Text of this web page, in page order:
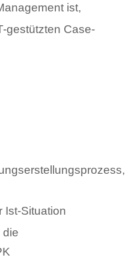
ist,
gestützten Case-
Ist-Situation
die